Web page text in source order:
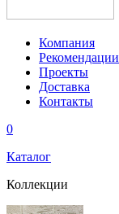
Компания
Рекомендации
Проекты
Доставка
Контакты
0
Каталог
Коллекции